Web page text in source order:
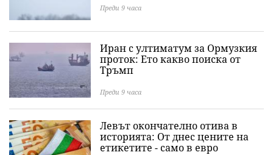
Преди 9 часа
Иран с ултиматум за Ормузкия
проток: Ето какво поиска от
Тръмп
Преди 9 часа
Левът окончателно отива в
историята: Oт днес цените на
етикетите - само в евро